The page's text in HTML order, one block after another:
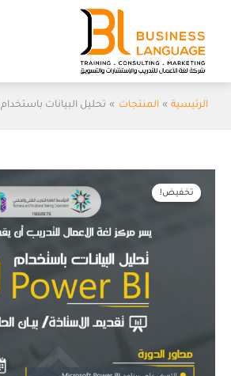
المحتوى
الرئيسية المنتجات تحليل البيانات باستخدام Power BI -نوفمبر 2024
تخفيض!
الأصلي
ر.س600.00.
الحالي
هو:
ر.س399.00.